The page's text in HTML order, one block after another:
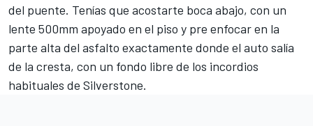
del puente. Tenías que acostarte boca abajo, con un
lente 500mm apoyado en el piso y pre enfocar en la
parte alta del asfalto exactamente donde el auto salía
de la cresta, con un fondo libre de los incordios
habituales de Silverstone.